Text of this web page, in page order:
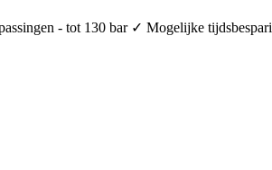
- tot 130 bar ✓ Mogelijke